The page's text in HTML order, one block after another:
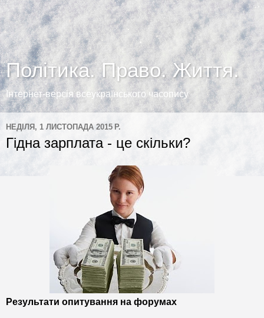
Політика. Право. Життя.
Інтернет-версія всеукраїнського часопису
НЕДІЛЯ, 1 ЛИСТОПАДА 2015 Р.
Гідна зарплата - це скільки?
Результати опитування на форумах